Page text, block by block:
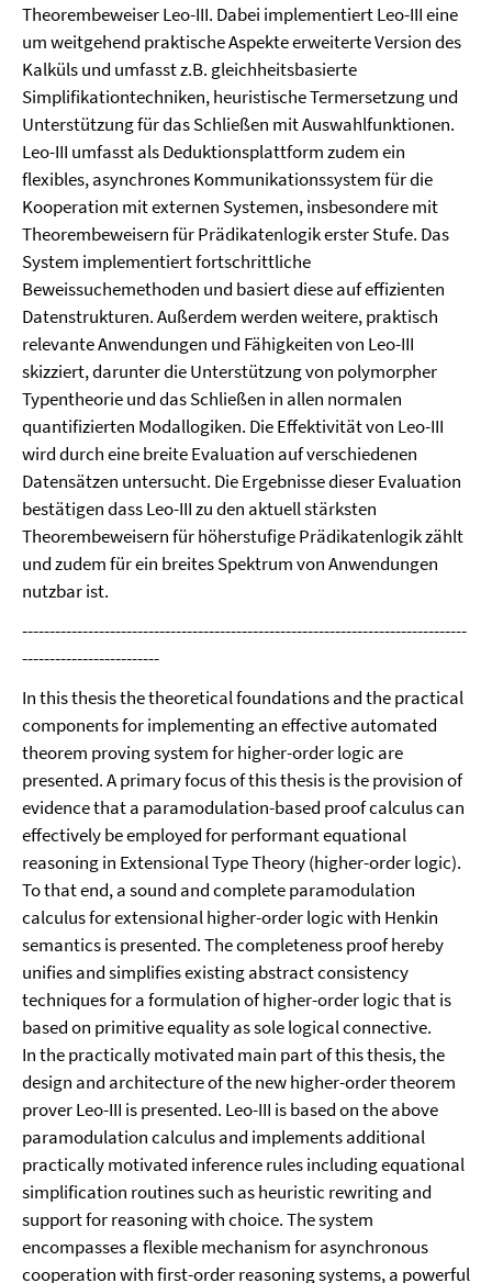
Theorembeweiser Leo-III. Dabei implementiert Leo-III eine
um weitgehend praktische Aspekte erweiterte Version des
Kalküls und umfasst z.B. gleichheitsbasierte
Simplifikationtechniken, heuristische Termersetzung und
Unterstützung für das Schließen mit Auswahlfunktionen.
Leo-III umfasst als Deduktionsplattform zudem ein
flexibles, asynchrones Kommunikationssystem für die
Kooperation mit externen Systemen, insbesondere mit
Theorembeweisern für Prädikatenlogik erster Stufe. Das
System implementiert fortschrittliche
Beweissuchemethoden und basiert diese auf effizienten
Datenstrukturen. Außerdem werden weitere, praktisch
relevante Anwendungen und Fähigkeiten von Leo-III
skizziert, darunter die Unterstützung von polymorpher
Typentheorie und das Schließen in allen normalen
quantifizierten Modallogiken. Die Effektivität von Leo-III
wird durch eine breite Evaluation auf verschiedenen
Datensätzen untersucht. Die Ergebnisse dieser Evaluation
bestätigen dass Leo-III zu den aktuell stärksten
Theorembeweisern für höherstufige Prädikatenlogik zählt
und zudem für ein breites Spektrum von Anwendungen
nutzbar ist.
---------------------------------------------------------------------------------
-------------------------
In this thesis the theoretical foundations and the practical
components for implementing an effective automated
theorem proving system for higher-order logic are
presented. A primary focus of this thesis is the provision of
evidence that a paramodulation-based proof calculus can
effectively be employed for performant equational
reasoning in Extensional Type Theory (higher-order logic).
To that end, a sound and complete paramodulation
calculus for extensional higher-order logic with Henkin
semantics is presented. The completeness proof hereby
unifies and simplifies existing abstract consistency
techniques for a formulation of higher-order logic that is
based on primitive equality as sole logical connective.
In the practically motivated main part of this thesis, the
design and architecture of the new higher-order theorem
prover Leo-III is presented. Leo-III is based on the above
paramodulation calculus and implements additional
practically motivated inference rules including equational
simplification routines such as heuristic rewriting and
support for reasoning with choice. The system
encompasses a flexible mechanism for asynchronous
cooperation with first-order reasoning systems, a powerful